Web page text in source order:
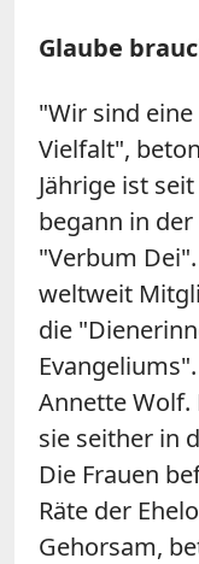
Glaube
"Wir sind
Vielfalt",
Jährige ist
begann in
"Verbum
weltweit
die
Annette
sie seither in
Die Frauen
Räte der
Gehorsam,